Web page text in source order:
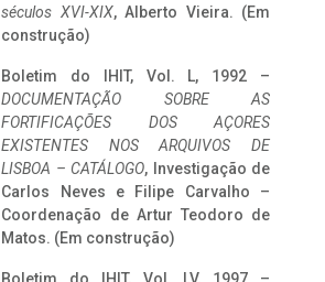
séculos XVI-XIX, Alberto Vieira. (Em
construção)
Boletim do IHIT, Vol. L, 1992 –
DOCUMENTAÇÃO SOBRE AS
FORTIFICAÇÕES DOS AÇORES
EXISTENTES NOS ARQUIVOS DE
LISBOA – CATÁLOGO, Investigação de
Carlos Neves e Filipe Carvalho –
Coordenação de Artur Teodoro de
Matos. (Em construção)